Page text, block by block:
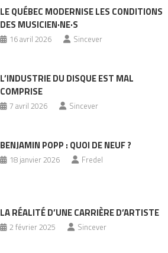
LE QUÉBEC MODERNISE LES CONDITIONS
DES MUSICIEN·NE·S
16 avril 2026 Sincever
L’INDUSTRIE DU DISQUE EST MAL
COMPRISE
7 avril 2026 Sincever
BENJAMIN POPP : QUOI DE NEUF ?
18 janvier 2026 Fredel
LA RÉALITÉ D’UNE CARRIÈRE D’ARTISTE
2 février 2025 Sincever